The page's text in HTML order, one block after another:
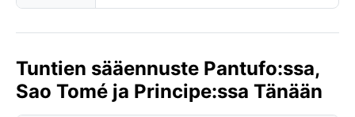
Tuntien sääennuste Pantufo:ssa,
Sao Tomé ja Principe:ssa Tänään